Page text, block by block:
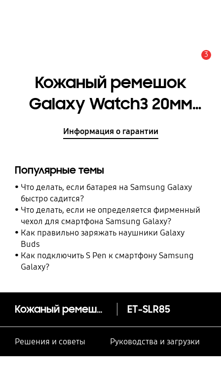
3
Кожаный ремешок
Galaxy Watch3 20мм
[ET-SLR85SAEGRU]
Информация о гарантии
Популярные темы
Что делать, если батарея на Samsung Galaxy
быстро садится?
Что делать, если не определяется фирменный
чехол для смартфона Samsung Galaxy?
Как правильно заряжать наушники Galaxy
Buds
Как подключить S Pen к смартфону Samsung
Galaxy?
Кожаный ремешок Galaxy Watch3 20мм ET-SLR85
Решения и советы Руководства и загрузки